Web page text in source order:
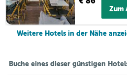
Zum
Weitere Hotels in der Nähe
Buche eines dieser günstigen